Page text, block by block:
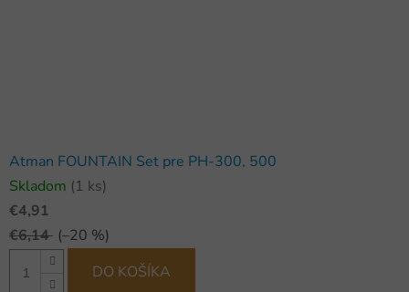
Atman FOUNTAIN Set pre PH-300, 500
Skladom (1 ks)
€4,91
€6,14 (–20 %)
DO KOŠÍKA